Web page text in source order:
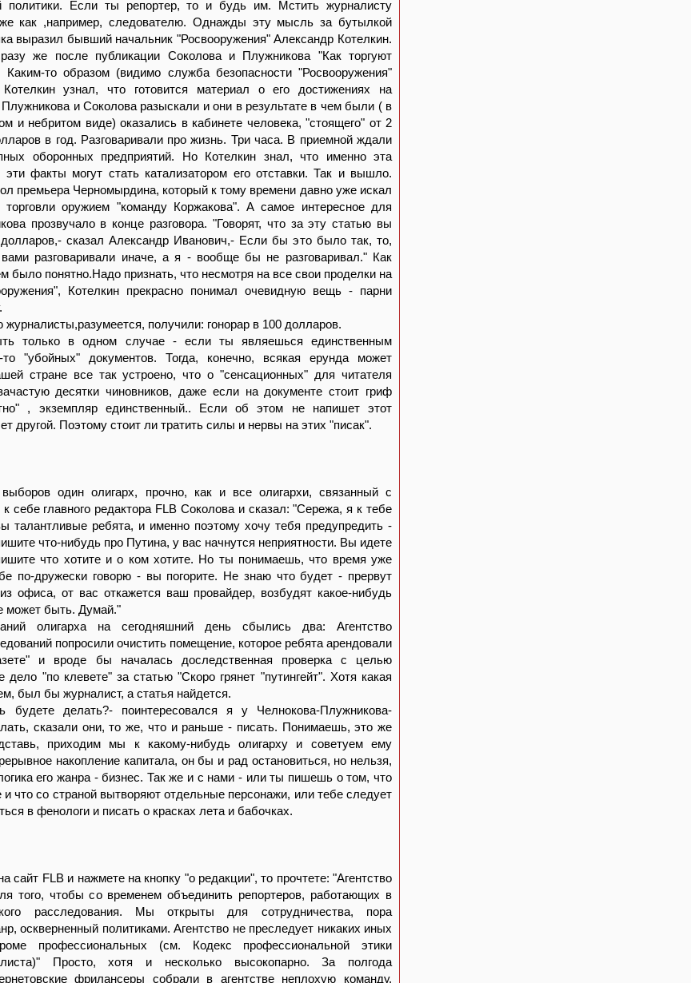
политики. Если ты репортер, то и будь им. Мстить журналисту
как ,например, следователю. Однажды эту мысль за бутылкой
выразил бывший начальник "Росвооружения" Александр Котелкин.
же после публикации Соколова и Плужникова "Как торгуют
то образом (видимо служба безопасности "Росвооружения"
Котелкин узнал, что готовится материал о его достижениях на
и Соколова разыскали и они в результате в чем были ( в
и небритом виде) оказались в кабинете человека, "стоящего" от 2
в год. Разговаривали про жизнь. Три часа. В приемной ждали
оборонных предприятий. Но Котелкин знал, что именно эта
эти факты могут стать катализатором его отставки. Так и вышло.
премьера Черномырдина, который к тому времени давно уже искал
торговли оружием "команду Коржакова". А самое интересное для
прозвучало в конце разговора. "Говорят, что за эту статью вы
сказал Александр Иванович,- Если бы это было так, то,
разговаривали иначе, а я - вообще бы не разговаривал." Как
было понятно.Надо признать, что несмотря на все свои проделки на
Котелкин прекрасно понимал очевидную вещь - парни
журналисты,разумеется, получили: гонорар в 100 долларов.
только в одном случае - если ты являешься единственным
то "убойных" документов. Тогда, конечно, всякая ерунда может
стране все так устроено, что о "сенсационных" для читателя
десятки чиновников, даже если на документе стоит гриф
, экземпляр единственный.. Если об этом не напишет этот
другой. Поэтому стоит ли тратить силы и нервы на этих "писак".
один олигарх, прочно, как и все олигархи, связанный с
себе главного редактора FLB Соколова и сказал: "Сережа, я к тебе
талантливые ребята, и именно поэтому хочу тебя предупредить -
что-нибудь про Путина, у вас начнутся неприятности. Вы идете
что хотите и о ком хотите. Но ты понимаешь, что время уже
по-дружески говорю - вы погорите. Не знаю что будет - прервут
офиса, от вас откажется ваш провайдер, возбудят какое-нибудь
может быть. Думай."
олигарха на сегодняшний день сбылись два: Агентство
попросили очистить помещение, которое ребята арендовали
и вроде бы началась доследственная проверка с целью
дело "по клевете" за статью "Скоро грянет "путингейт". Хотя какая
был бы журналист, а статья найдется.
делать?- поинтересовался я у Челнокова-Плужникова-
сказали они, то же, что и раньше - писать. Понимаешь, это же
приходим мы к какому-нибудь олигарху и советуем ему
накопление капитала, он бы и рад остановиться, но нельзя,
его жанра - бизнес. Так же и с нами - или ты пишешь о том, что
и что со страной вытворяют отдельные персонажи, или тебе следует
в фенологи и писать о красках лета и бабочках.
сайт FLB и нажмете на кнопку "о редакции", то прочтете: "Агентство
того, чтобы со временем объединить репортеров, работающих в
расследования. Мы открыты для сотрудничества, пора
оскверненный политиками. Агентство не преследует никаких иных
профессиональных (см. Кодекс профессиональной этики
Просто, хотя и несколько высокопарно. За полгода
фрилансеры собрали в агентстве неплохую команду.